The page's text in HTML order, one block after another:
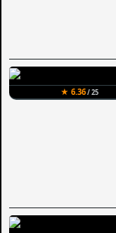
★ 6.36/ 25